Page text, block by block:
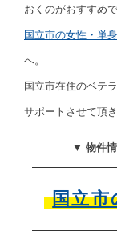
おくのがおすすめで
国立市の女性・単
へ。
国立市在住のベテ
サポートさせて頂き
▼ 物件
国立市